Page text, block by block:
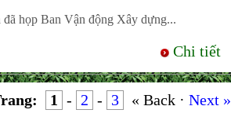
họp Ban Vận động Xây dựng...
Chi tiết
1 - 2 - 3 « Back · Next »